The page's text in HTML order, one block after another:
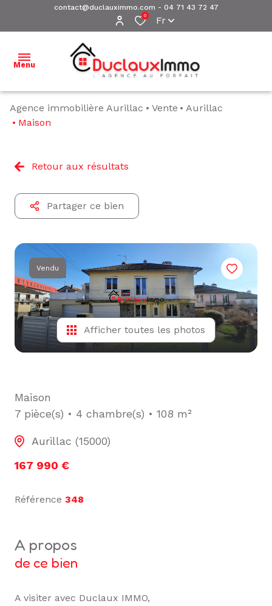
contact@duclauximmo.com - 04 71 43 72 47
0 Fr
Menu
ACCUEIL
BIENS À
VENDRE
NOS
BIENS
ESTIMATION
L'ÉQUIPE
ALERTE
E-MAIL
Agence immobilière Aurillac Vente
Aurillac
Maison
Retour aux résultats
Partager ce bien
Vendu
Afficher toutes les photos
Maison
7 pièce(s)
4 chambre(s) 108 m²
Aurillac (15000)
167 990 €
Référence 348
a propos
de ce bien
A visiter avec Duclaux IMMO,